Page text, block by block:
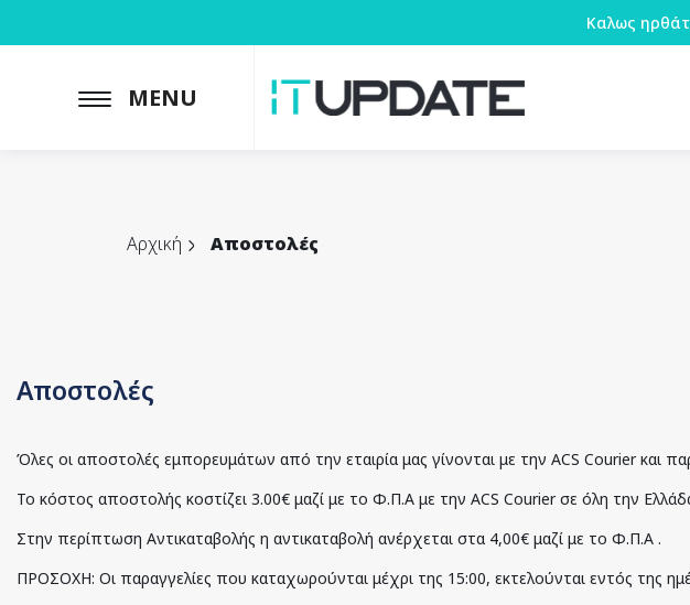
Καλως
MENU
Αρχική Αποστολές
Αποστολές
Όλες οι αποστολές εμπορευμάτων από την εταιρία μας γίνονται με την ΑCS Courier και
Το κόστος αποστολής κοστίζει 3.00€ μαζί με το Φ.Π.Α με την ΑCS Courier σε όλη την
Στην περίπτωση Αντικαταβολής η αντικαταβολή ανέρχεται στα 4,00€ μαζί με το Φ.Π.Α .
ΠΡΟΣΟΧΗ: Οι παραγγελίες που καταχωρούνται μέχρι της 15:00, εκτελούνται εντός της